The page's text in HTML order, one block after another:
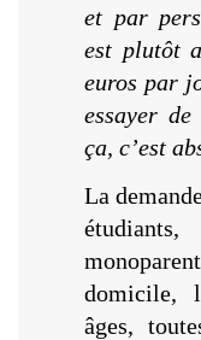
et par
est plutôt
euros par
essayer
ça, c’est
La
domicile,
âges,